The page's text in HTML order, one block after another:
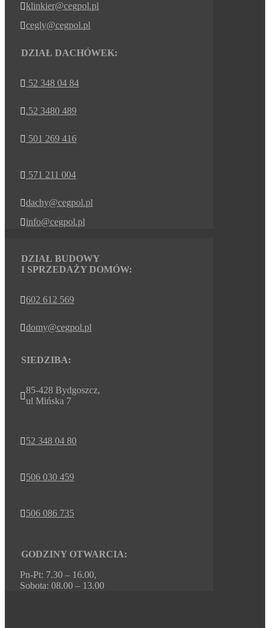
klinkier@cegpol.pl
cegly@cegpol.pl
DZIAŁ DACHÓWEK:
 52 348 04 84
.52 3480 489
 501 269 416
 571 211 004
dachy@cegpol.pl
info@cegpol.pl
DZIAŁ BUDOWY
I SPRZEDAŻY DOMÓW:
602 612 569
domy@cegpol.pl
SIEDZIBA:

85-428 Bydgoszcz,
ul Mińska 7
52 348 04 80
506 030 459
506 086 735
GODZINY OTWARCIA:
Pn-Pt: 7.30 – 16.00,
Sobota: 08.00 – 13.00